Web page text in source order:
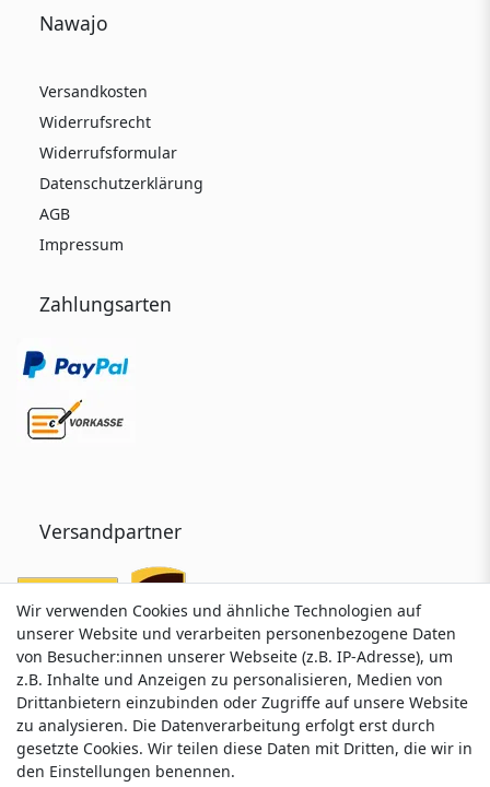
Nawajo
Versandkosten
Widerrufsrecht
Widerrufsformular
Datenschutzerklärung
AGB
Impressum
Zahlungsarten
Versandpartner
Service & Kontakt
Wir verwenden Cookies und ähnliche Technologien auf
unserer Website und verarbeiten personenbezogene Daten
von Besucher:innen unserer Webseite (z.B. IP-Adresse), um
z.B. Inhalte und Anzeigen zu personalisieren, Medien von
Drittanbietern einzubinden oder Zugriffe auf unsere Website
zu analysieren. Die Datenverarbeitung erfolgt erst durch
gesetzte Cookies. Wir teilen diese Daten mit Dritten, die wir in
den Einstellungen benennen.
Wir verwenden Cookies und ähnliche Technologien auf
unserer Website und verarbeiten personenbezogene Daten
von Besucher:innen unserer Webseite (z.B. IP-Adresse), um
z.B. Inhalte und Anzeigen zu personalisieren, Medien von
Drittanbietern einzubinden oder Zugriffe auf unsere Website
zu analysieren. Die Datenverarbeitung erfolgt erst durch
gesetzte Cookies. Wir teilen diese Daten mit Dritten, die wir in
den Einstellungen benennen.